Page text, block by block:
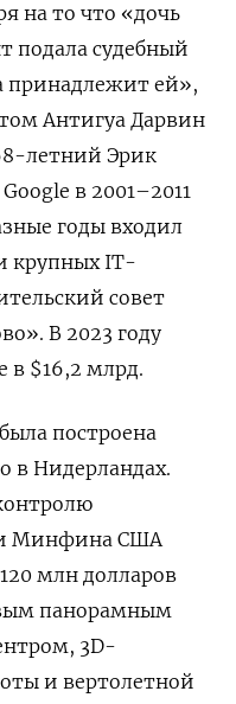
на то что «дочь
подала судебный
принадлежит ей»,
Антигуа Дарвин
летний Эрик
в 2001–2011
годы входил
крупных IT-
совет
В 2023 году
в $16,2 млрд.
была построена
в Нидерландах.
Минфина США
млн долларов
панорамным
3D-
и вертолетной